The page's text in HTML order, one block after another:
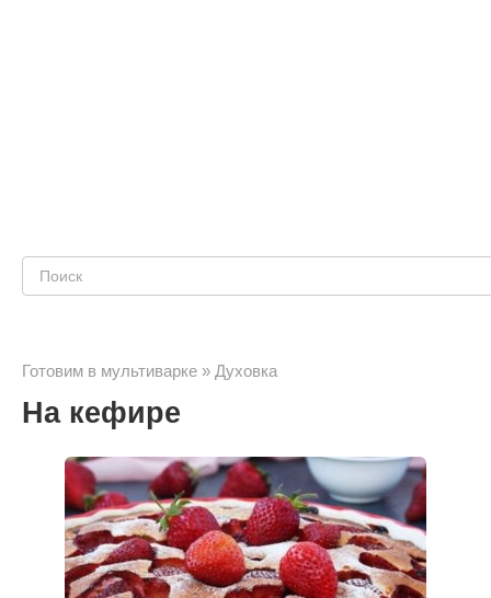
Поиск:
Готовим в мультиварке » Духовка
На кефире